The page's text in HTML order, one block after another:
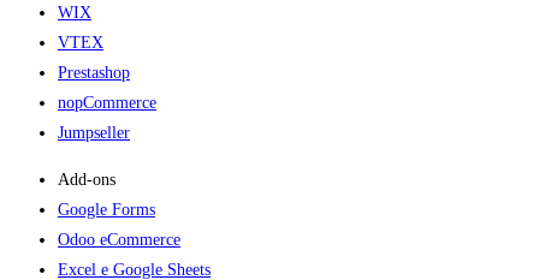
WIX
VTEX
Prestashop
nopCommerce
Jumpseller
Add-ons​
Google Forms
Odoo eCommerce
Excel e Google Sheets